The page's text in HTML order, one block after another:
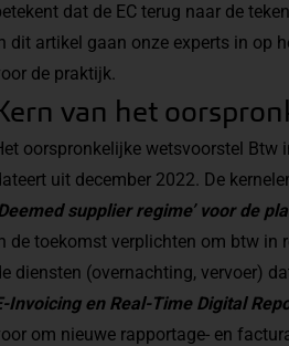
dat de EC terug naar de
dit artikel gaan onze experts in op
de praktijk.
van het
oorspronkelijke wetsvoorstel Btw
uit december 2022. De
supplier regime’ voor de
de toekomst verplichten om btw in
diensten (overnachting, vervoer)
Invoicing en Real-Time Digital
om nieuwe rapportage- en